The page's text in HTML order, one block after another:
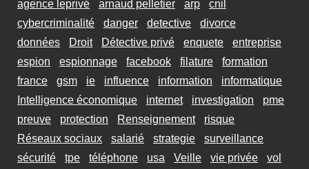
agence leprivé arnaud pelletier arp
cnil
cybercriminalité
danger detective
divorce
données
Droit Détective privé enquete
entreprise
espion
espionnage facebook filature
formation
france
gsm ie influence information
informatique
Intelligence économique
internet investigation
pme
preuve
protection Renseignement
risque
Réseaux sociaux
salarié strategie
surveillance
sécurité
tpe téléphone usa Veille vie privée vol